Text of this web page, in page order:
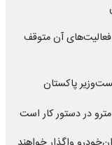
آن متوقف
پاکستان
در دستور کار است